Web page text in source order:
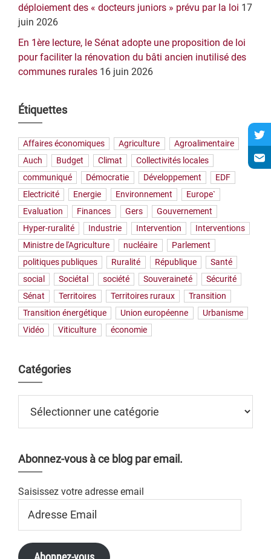
déploiement des « docteurs juniors » prévu par la loi 17
juin 2026
En 1ère lecture, le Sénat adopte une proposition de loi
pour faciliter la rénovation du bâti ancien inutilisé des
communes rurales 16 juin 2026
Étiquettes
Affaires économiques Agriculture
Agroalimentaire
Auch
Budget Climat
Collectivités locales
communiqué
Démocratie Développement
EDF
Electricité
Energie Environnement
Europe`
Evaluation
Finances Gers
Gouvernement
Hyper-ruralité
Industrie Intervention
Interventions
Ministre de l'Agriculture
nucléaire
Parlement
politiques publiques
Ruralité République
Santé
social
Sociétal société Souveraineté
Sécurité
Sénat
Territoires Territoires ruraux
Transition
Transition énergétique
Union européenne
Urbanisme
Vidéo
Viticulture économie
Catégories
Abonnez-vous à ce blog par email.
Saisissez votre adresse email
Email